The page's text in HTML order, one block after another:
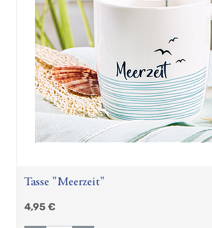
Tasse "Meerzeit"
4,95€